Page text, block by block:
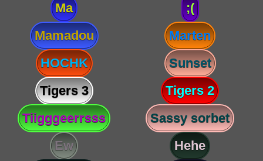
Ma
;(
Mamadou
Marten
HOCHK
Sunset
Tigers 3
Tigers 2
Tiigggeerrsss
Sassy sorbet
Ew
Hehe